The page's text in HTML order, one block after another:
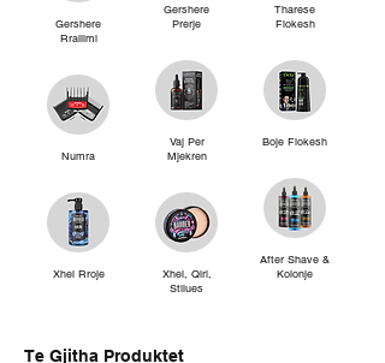
Gershere
Rrallimi
Numra
Xhel Rroje
Gershere
Prerje
Vaj Per
Mjekren
Xhel, Qiri,
Stilues
Tharese
Flokesh
Boje Flokesh
After Shave &
Kolonje
Te Gjitha Produktet